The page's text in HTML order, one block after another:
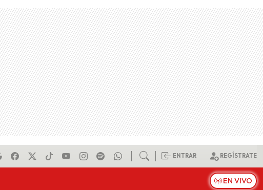
ENTRAR REGÍSTRATE
EN VIVO